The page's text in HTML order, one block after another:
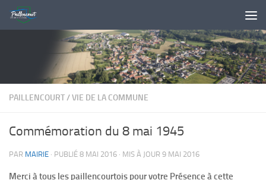
Skip to content
PAILLENCOURT/VIE DE LA COMMUNE
Commémoration du 8 mai 1945
PAR MAIRIE · PUBLIÉ 8 MAI 2016 · MIS À JOUR 9 MAI 2016
Merci à tous les paillencourtois pour votre Présence à cette